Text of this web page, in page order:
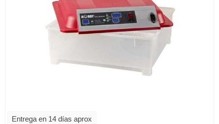
Entrega en 14 días aprox